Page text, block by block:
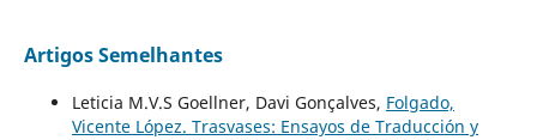
Artigos Semelhantes
Leticia M.V.S Goellner, Davi Gonçalves, Folgado,
Vicente López. Trasvases: Ensayos de Traducción y